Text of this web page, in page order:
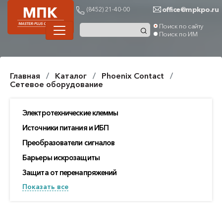
(8452) 21-40-00 office@mpkpo.ru
Поиск по сайту
Поиск по ИМ
Главная Каталог
Phoenix Contact
Сетевое оборудование
Электротехнические клеммы
Источники питания и ИБП
Преобразователи сигналов
Барьеры искрозащиты
Защита от перенапряжений
Показать все